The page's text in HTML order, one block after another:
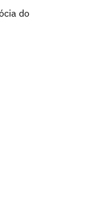
do